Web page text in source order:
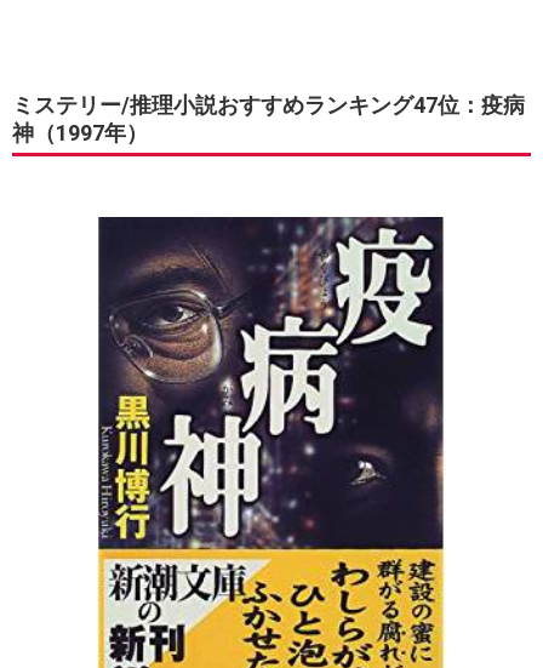
ミステリー/推理小説おすすめランキング47位：疫病
神（1997年）